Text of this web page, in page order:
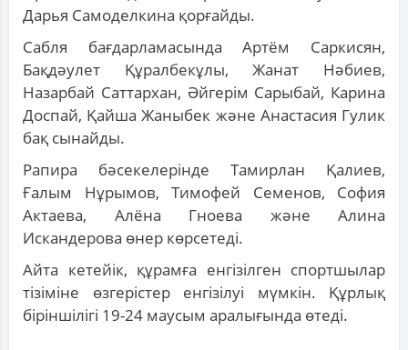
Дарья Самоделкина қорғайды.
Сабля бағдарламасында Артём Саркисян,
Бақдәулет Құралбекұлы, Жанат Нәбиев,
Назарбай Саттархан, Әйгерім Сарыбай, Карина
Доспай, Қайша Жаныбек және Анастасия Гулик
бақ сынайды.
Рапира бәсекелерінде Тамирлан Қалиев,
Ғалым Нұрымов, Тимофей Семенов, София
Актаева, Алёна Гноева және Алина
Искандерова өнер көрсетеді.
Айта кетейік, құрамға енгізілген спортшылар
тізіміне өзгерістер енгізілуі мүмкін. Құрлық
біріншілігі 19-24 маусым аралығында өтеді.